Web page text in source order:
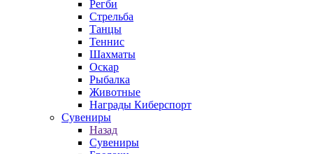
Регби
Стрельба
Танцы
Теннис
Шахматы
Оскар
Рыбалка
Животные
Награды Киберспорт
Сувениры
Назад
Сувениры